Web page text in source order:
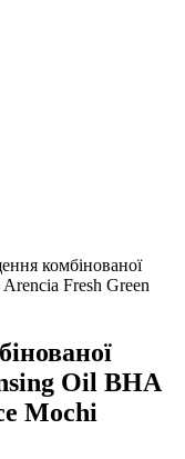
комбінованої
Fresh Green
Oil BHA
Mochi